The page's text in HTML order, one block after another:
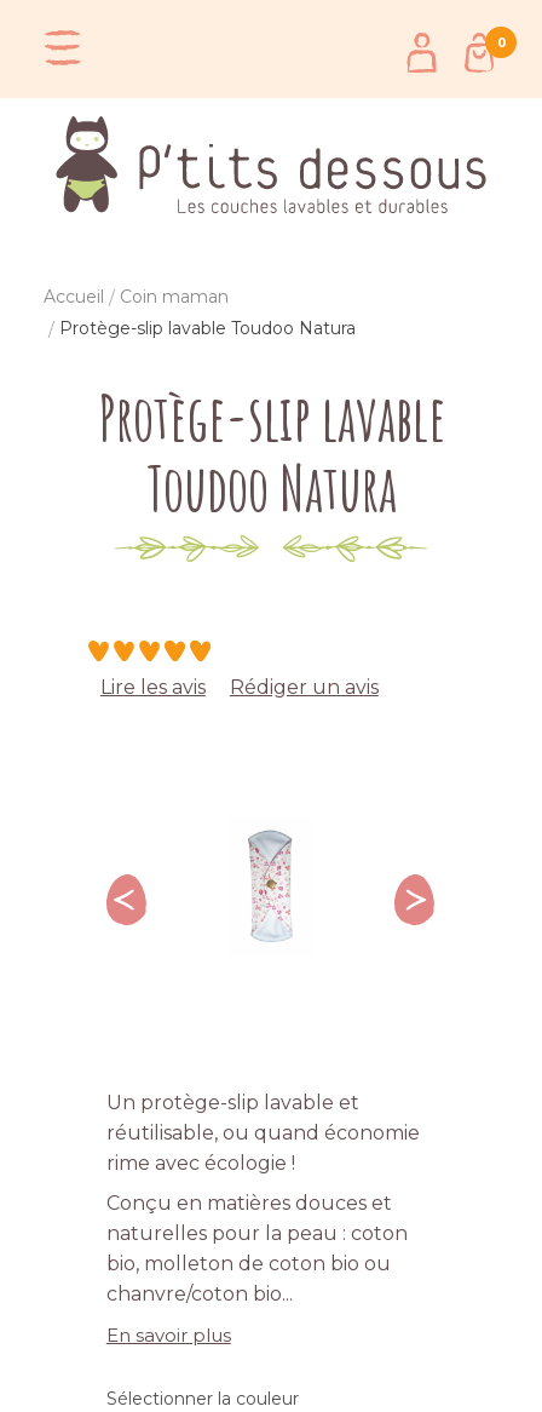
0
Accueil
Coin maman
Protège-slip lavable Toudoo Natura
Protège-slip lavable
Toudoo Natura
Lire les avis Rédiger un avis
Un protège-slip lavable et
réutilisable, ou quand économie
rime avec écologie !
Conçu en matières douces et
naturelles pour la peau : coton
bio, molleton de coton bio ou
chanvre/coton bio...
En savoir plus
Sélectionner la couleur